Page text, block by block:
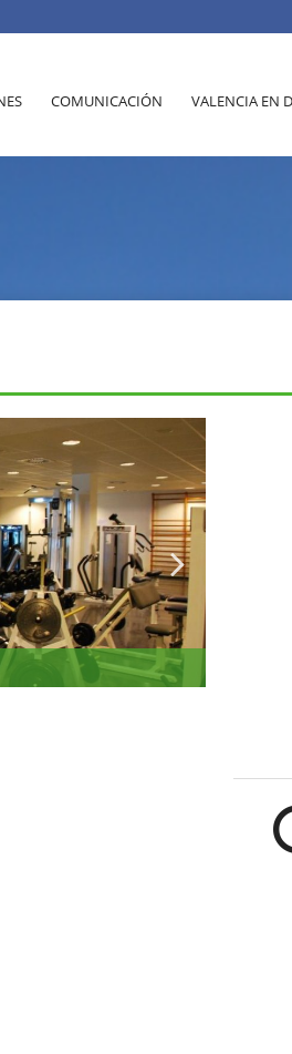
COMUNICACIÓN VALENCIA EN